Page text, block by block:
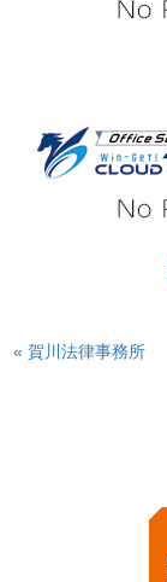
« 賀川法律事務所